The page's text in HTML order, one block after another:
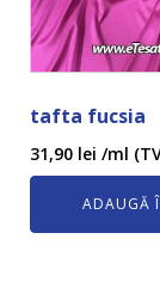
tafta fucsia
31,90 lei /ml
ADAUGĂ